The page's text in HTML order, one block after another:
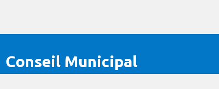
Conseil Municipal